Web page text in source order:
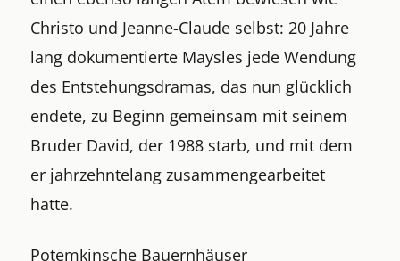
Christo und Jeanne-Claude selbst: 20 Jahre
lang dokumentierte Maysles jede Wendung
des Entstehungsdramas, das nun glücklich
endete, zu Beginn gemeinsam mit seinem
Bruder David, der 1988 starb, und mit dem
er jahrzehntelang zusammengearbeitet
hatte.
Potemkinsche Bauernhäuser